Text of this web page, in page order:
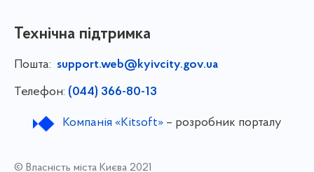
Технічна підтримка
Пошта: support.web@kyivcity.gov.ua
Телефон: (044) 366-80-13
Компанія «Kitsoft»– розробник порталу
© Власність міста Києва 2021